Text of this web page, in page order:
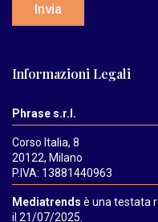
Invia
Informazioni Legali
Phrase s.r.l.
Corso Italia, 8
20122, Milano
P.IVA: 13881440963
Mediatrends è una testata
il 21/07/2025.